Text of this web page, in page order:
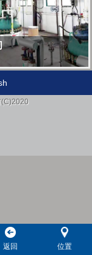
(C)2020
返回 位置